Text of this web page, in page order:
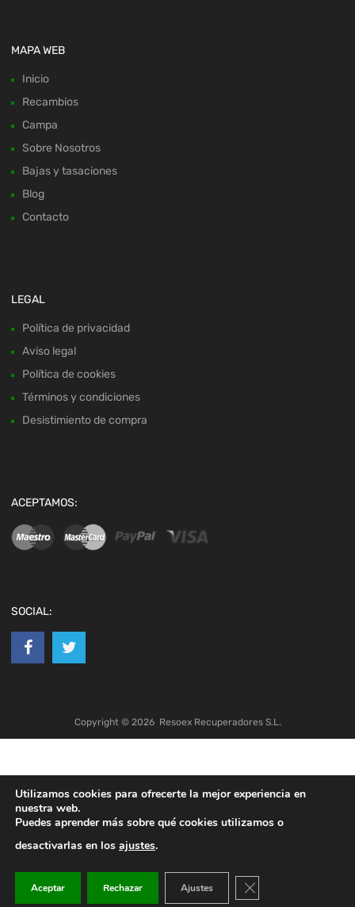
MAPA WEB
Inicio
Recambios
Campa
Sobre Nosotros
Bajas y tasaciones
Blog
Contacto
LEGAL
Política de privacidad
Aviso legal
Política de cookies
Términos y condiciones
Desistimiento de compra
ACEPTAMOS:
SOCIAL:
Copyright © 2026 Resoex Recuperadores S.L.
Utilizamos cookies para ofrecerte la mejor experiencia en
nuestra web.
Puedes aprender más sobre qué cookies utilizamos o
desactivarlas en los ajustes.
Aceptar Rechazar Ajustes Cerrar el banner de